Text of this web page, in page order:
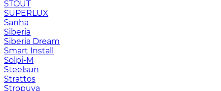
STOUT
SUPERLUX
Sanha
Siberia
Siberia Dream
Smart Install
Solpi-M
Steelsun
Strattos
Stropuva